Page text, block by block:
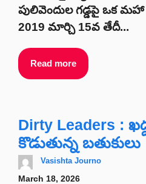
పులివెందుల గడ్డపై ఒక
2019 మార్చి 15వ తేదీ...
Read more
Dirty Leaders :
కొడుతున్న బతుకులు
Vasishta Journo
March 18, 2026